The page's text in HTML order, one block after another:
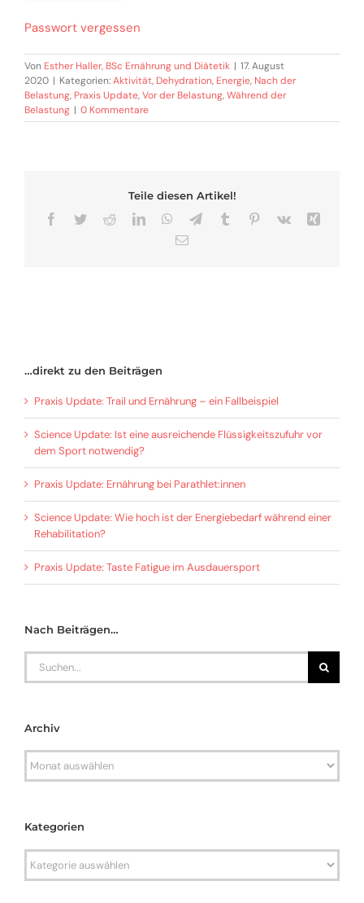
Passwort vergessen
Von Esther Haller, BSc Ernährung und Diätetik | 17. August
2020 | Kategorien:Aktivität, Dehydration, Energie, Nach der
Belastung, Praxis Update,Vor der Belastung,Während der
Belastung | 0 Kommentare
Teile diesen Artikel!
Facebook
TwitterRedditLinkedInWhatsApp
TelegramTumblr Pinterest
Vk
E-
…direkt zu den Beiträgen
Praxis Update: Trail und Ernährung – ein Fallbeispiel
Science Update: Ist eine ausreichende Flüssigkeitszufuhr vor
dem Sport notwendig?
Praxis Update: Ernährung bei Parathlet:innen
Science Update: Wie hoch ist der Energiebedarf während einer
Rehabilitation?
Praxis Update: Taste Fatigue im Ausdauersport
Nach Beiträgen…
Search
Archiv
Archiv
Kategorien
Kategorien